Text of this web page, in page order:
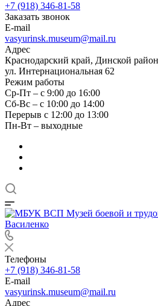
+7 (918) 346-81-58
Заказать звонок
E-mail
vasyurinsk.museum@mail.ru
Адрес
Краснодарский край, Динской
ул. Интернациональная 62
Режим работы
Ср-Пт – с 9:00 до 16:00
Сб-Вс – с 10:00 до 14:00
Перерыв с 12:00 до 13:00
Пн-Вт – выходные
Телефоны
+7 (918) 346-81-58
E-mail
vasyurinsk.museum@mail.ru
Адрес